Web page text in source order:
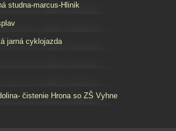
studna-marcus-Hlinik
jarná cyklojazda
čistenie Hrona so ZŠ Vyhne